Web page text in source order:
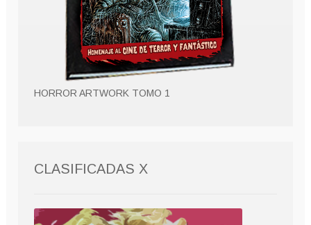
HORROR ARTWORK TOMO 1
CLASIFICADAS X